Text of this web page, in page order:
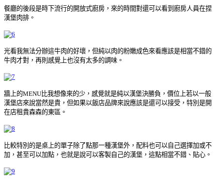
餐廳的後段是時下流行的開放式廚房，來的時間對還可以看到廚房人員在捏
漢堡肉排。
光看我無法分辦這牛肉的好壞，但純以肉的粉嫩成色來看應該是相當不錯的
牛肉才對，再則感覺上也沒有太多的調味。
牆上的MENU比我想像來的少，感覺就是純以漢堡決勝負，價位上若以一般
漢堡店來說當然是貴，但如果以飯店品牌來說應該是還可以接受，特別是開
在店租貴森森的東區。
比較特別的是桌上的單子除了點那一種漢堡外，配料也可以自己選擇加或不
加，甚至可以加點，也就是說可以客製自己的漢堡，這點相當不錯、貼心。